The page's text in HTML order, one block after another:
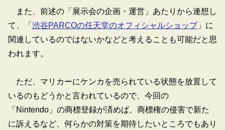
また、前述の「展示会の企画・運営」あたりから連想し
て、「 渋谷PARCOの任天堂のオフィシャルショップ」に
関連しているのではないかなどと考えることも可能だと思
われます。
ただ、マリカーにケンカを売られている状態を放置して
いるのもどうかと言われているので、今回の
「Nintendo」の商標登録が済めば、商標権の侵害で新た
に訴えるなど、何らかの対策を期待したいところでもあり